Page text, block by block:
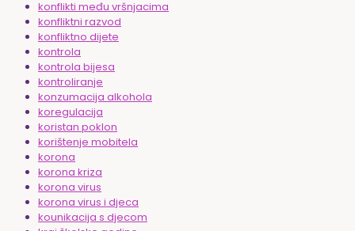
konflikti među vršnjacima
konfliktni razvod
konfliktno dijete
kontrola
kontrola bijesa
kontroliranje
konzumacija alkohola
koregulacija
koristan poklon
korištenje mobitela
korona
korona kriza
korona virus
korona virus i djeca
kounikacija s djecom